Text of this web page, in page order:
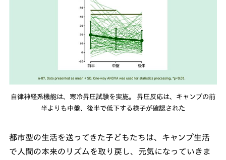
自律神経系機能は、寒冷昇圧試験を実施。 昇圧反応は、キャンプの前
半よりも中盤、後半で低下する様子が確認された
都市型の生活を送ってきた子どもたちは、キャンプ生活
で人間の本来のリズムを取り戻し、元気になっていきま